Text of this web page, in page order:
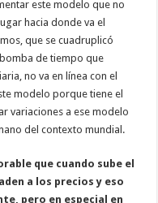
este modelo que no
hacia donde va el
que se cuadruplicó
de tiempo que
no va en línea con el
modelo porque tiene el
variaciones a ese modelo
del contexto mundial.
que cuando sube el
a los precios y eso
pero en especial en